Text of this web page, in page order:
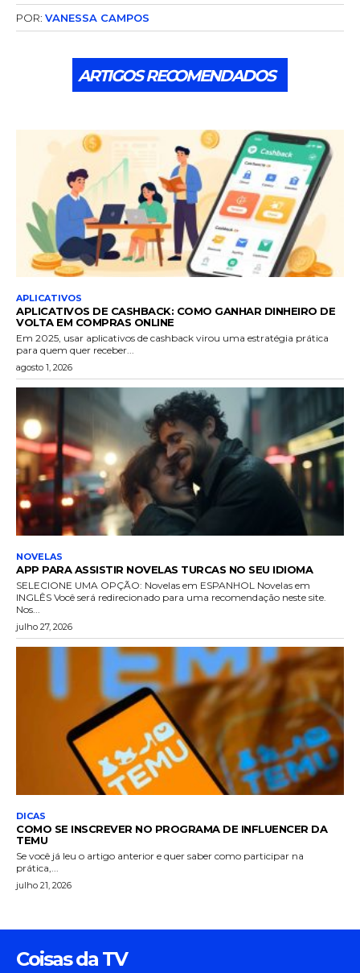
POR: VANESSA CAMPOS
ARTIGOS RECOMENDADOS
APLICATIVOS
APLICATIVOS DE CASHBACK: COMO GANHAR DINHEIRO DE
VOLTA EM COMPRAS ONLINE
Em 2025, usar aplicativos de cashback virou uma estratégia prática
para quem quer receber...
agosto 1, 2026
NOVELAS
APP PARA ASSISTIR NOVELAS TURCAS NO SEU IDIOMA
SELECIONE UMA OPÇÃO: Novelas em ESPANHOL Novelas em
INGLÊS Você será redirecionado para uma recomendação neste site.
Nos...
julho 27, 2026
DICAS
COMO SE INSCREVER NO PROGRAMA DE INFLUENCER DA
TEMU
Se você já leu o artigo anterior e quer saber como participar na
prática,...
julho 21, 2026
Coisas da TV